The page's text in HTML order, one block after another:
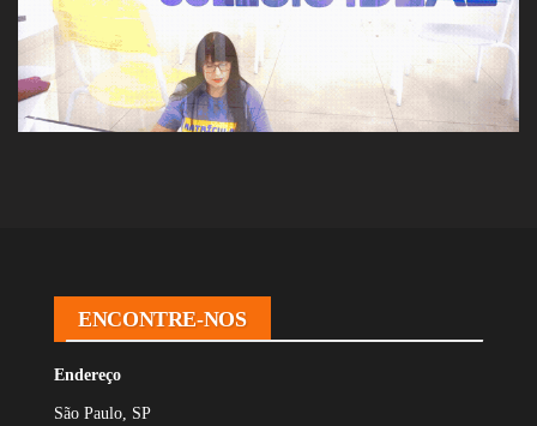
ENCONTRE-NOS
Endereço
São Paulo, SP